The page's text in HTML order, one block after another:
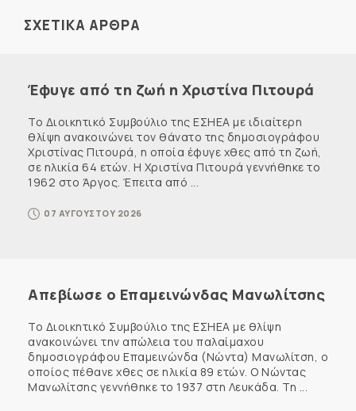
ΣΧΕΤΙΚΑ ΑΡΘΡΑ
Έφυγε από τη ζωή η Χριστίνα Πιτουρά
Το Διοικητικό Συμβούλιο της ΕΣΗΕΑ με ιδιαίτερη
θλίψη ανακοινώνει τον θάνατο της δημοσιογράφου
Χριστίνας Πιτουρά, η οποία έφυγε χθες από τη ζωή,
σε ηλικία 64 ετών. Η Χριστίνα Πιτουρά γεννήθηκε το
1962 στο Άργος. Έπειτα από ...
07 ΑΥΓΟΥΣΤΟΥ 2026
Απεβίωσε ο Επαμεινώνδας Μανωλίτσης
Το Διοικητικό Συμβούλιο της ΕΣΗΕΑ με θλίψη
ανακοινώνει την απώλεια του παλαίμαχου
δημοσιογράφου Επαμεινώνδα (Νώντα) Μανωλίτση, ο
οποίος πέθανε χθες σε ηλικία 89 ετών. Ο Νώντας
Μανωλίτσης γεννήθηκε το 1937 στη Λευκάδα. Τη ...